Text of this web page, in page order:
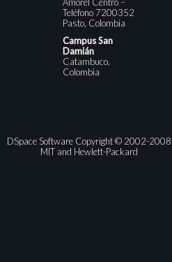
Teléfono 7200352
Pasto, Colombia
Campus San
Damián
Catambuco,
Colombia
DSpace Software Copyright © 2002-2008
MIT and Hewlett-Packard